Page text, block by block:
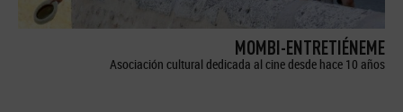
MOMBI-ENTRETIÉNEME
Asociación cultural dedicada al cine desde hace 10 años